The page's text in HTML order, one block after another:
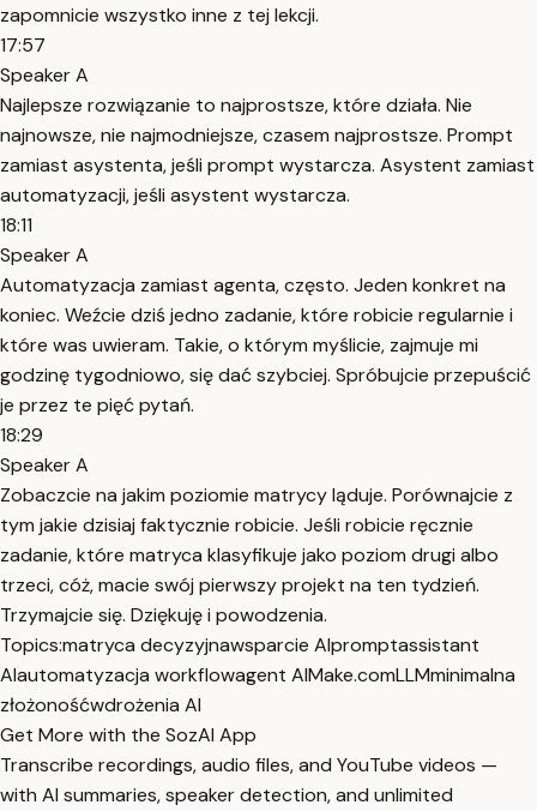
zapomnicie wszystko inne z tej lekcji.
17:57
Speaker A
Najlepsze rozwiązanie to najprostsze, które działa. Nie
najnowsze, nie najmodniejsze, czasem najprostsze. Prompt
zamiast asystenta, jeśli prompt wystarcza. Asystent zamiast
automatyzacji, jeśli asystent wystarcza.
18:11
Speaker A
Automatyzacja zamiast agenta, często. Jeden konkret na
koniec. Weźcie dziś jedno zadanie, które robicie regularnie i
które was uwieram. Takie, o którym myślicie, zajmuje mi
godzinę tygodniowo, się dać szybciej. Spróbujcie przepuścić
je przez te pięć pytań.
18:29
Speaker A
Zobaczcie na jakim poziomie matrycy ląduje. Porównajcie z
tym jakie dzisiaj faktycznie robicie. Jeśli robicie ręcznie
zadanie, które matryca klasyfikuje jako poziom drugi albo
trzeci, cóż, macie swój pierwszy projekt na ten tydzień.
Trzymajcie się. Dziękuję i powodzenia.
Topics:matryca decyzyjnawsparcie AIpromptassistant
AIautomatyzacja workflowagent AIMake.comLLMminimalna
złożonośćwdrożenia AI
Get More with the SozAI App
Transcribe recordings, audio files, and YouTube videos —
with AI summaries, speaker detection, and unlimited